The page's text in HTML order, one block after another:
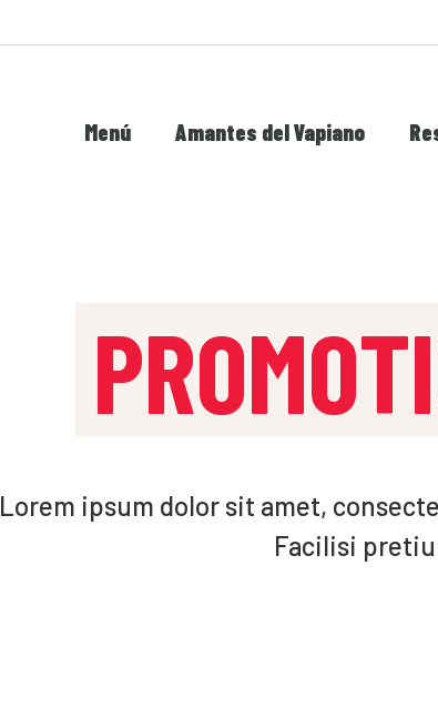
Menú Amantes del Vapiano
Lorem ipsum dolor sit amet,
Facilisi